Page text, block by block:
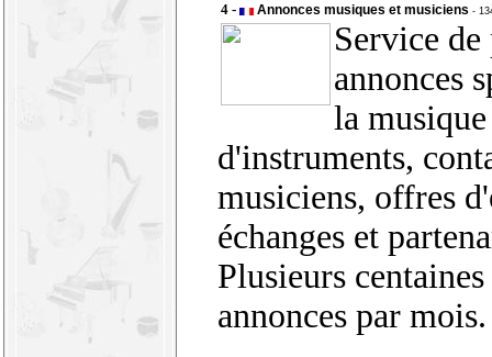
4 - Annonces musiques et musiciens -
Service de
annonces
la
d'instruments,
musiciens, offres
échanges et
Plusieurs
annonces par mois.